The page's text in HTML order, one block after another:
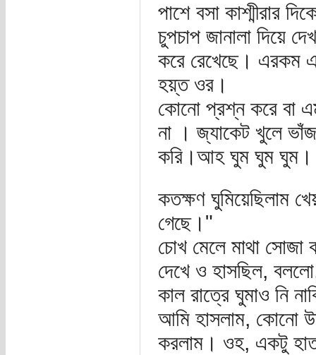
পাশে বসা কাশ্মীরার
চুপচাপ জানালা দিয়ে
করে রেখেছে। এরকম
হয়্ত ওর।
কোনো প্রশ্ন করে বা
না । জ্যাকেট খুলে ভাঁজ
করি।আহ ঘুম ঘুম ঘুম।
কতক্ষণ ঘুমিয়েছিলাম
গেছে।"
চোখ মেলে মাথা সোজা
দেখে ও হাসছিল,
কাল রাত্রে ঘুমাও নি
আমি হাসলাম, কোনো
করলাম। ওহ, একটু